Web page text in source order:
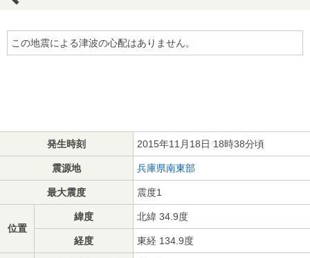
この地震による津波の心配はありません。
発生時刻 2015年11月18日 18時38分頃
震源地 兵庫県南東部
最大震度 震度1
位置
緯度 北緯 34.9度
経度 東経 134.9度